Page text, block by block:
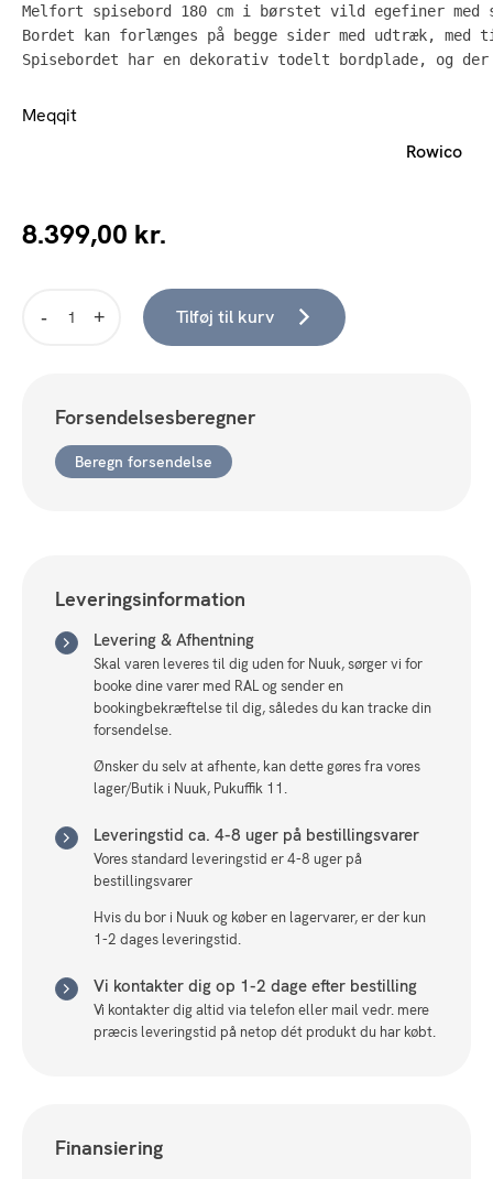
Melfort spisebord 180 cm i børstet vild egefiner
Bordet kan forlænges på begge sider med udtræk,
Spisebordet har en dekorativ todelt bordplade, og
Meqqit
Rowico
8.399,00 kr.
Tilføj til kurv
Forsendelsesberegner
Beregn forsendelse
Leveringsinformation
Levering & Afhentning
Skal varen leveres til dig uden for Nuuk, sørger vi for
booke dine varer med RAL og sender en
bookingbekræftelse til dig, således du kan tracke din
forsendelse.
Ønsker du selv at afhente, kan dette gøres fra vores
lager/Butik i Nuuk, Pukuffik 11.
Leveringstid ca. 4-8 uger på bestillingsvarer
Vores standard leveringstid er 4-8 uger på
bestillingsvarer
Hvis du bor i Nuuk og køber en lagervarer, er der kun
1-2 dages leveringstid.
Vi kontakter dig op 1-2 dage efter bestilling
Vi kontakter dig altid via telefon eller mail vedr. mere
præcis leveringstid på netop dét produkt du har købt.
Finansiering